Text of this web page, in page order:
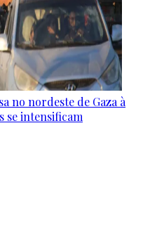
no nordeste de Gaza à
se intensificam